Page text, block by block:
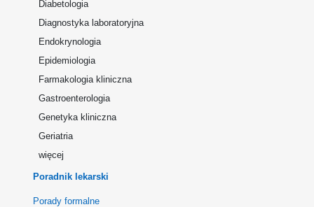
Diabetologia
Diagnostyka laboratoryjna
Endokrynologia
Epidemiologia
Farmakologia kliniczna
Gastroenterologia
Genetyka kliniczna
Geriatria
więcej
Poradnik lekarski
Porady formalne